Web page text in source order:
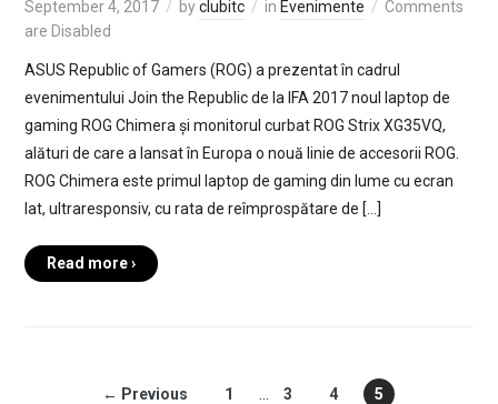
September 4, 2017 byclubitc in Evenimente
Comments
are Disabled
ASUS Republic of Gamers (ROG) a prezentat în cadrul
evenimentului Join the Republic de la IFA 2017 noul laptop de
gaming ROG Chimera și monitorul curbat ROG Strix XG35VQ,
alături de care a lansat în Europa o nouă linie de accesorii ROG.
ROG Chimera este primul laptop de gaming din lume cu ecran
lat, ultraresponsiv, cu rata de reîmprospătare de […]
Read more ›
← Previous 1 3 4 5